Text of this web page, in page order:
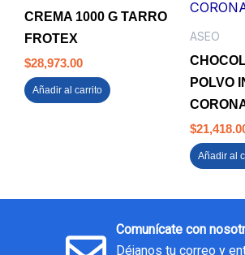
CREMA 1000 G TARRO
FROTEX
$28,973.00
Añadir al carrito
ASEO
POLVO
$
Añadir al
Comunícate con
Déjanos tu correo y